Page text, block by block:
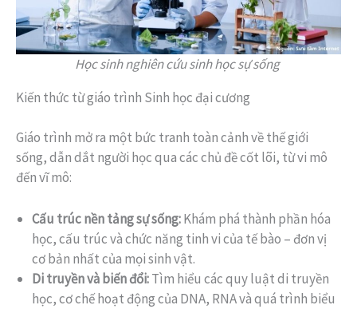
Học sinh nghiên cứu sinh học sự sống
Kiến thức từ giáo trình Sinh học đại cương
Giáo trình mở ra một bức tranh toàn cảnh về thế giới
sống, dẫn dắt người học qua các chủ đề cốt lõi, từ vi mô
đến vĩ mô:
Cấu trúc nền tảng sự sống:Khám phá thành phần hóa
học, cấu trúc và chức năng tinh vi của tế bào – đơn vị
cơ bản nhất của mọi sinh vật.
Di truyền và biến đổi:Tìm hiểu các quy luật di truyền
học, cơ chế hoạt động của DNA, RNA và quá trình biểu